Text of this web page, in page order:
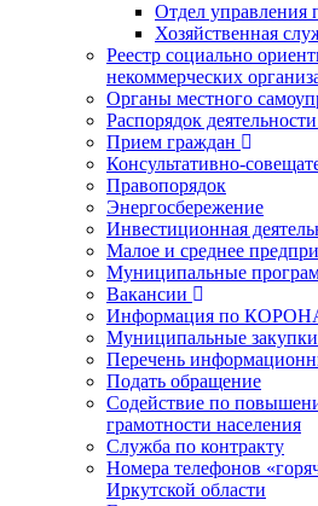
Отдел управления
Хозяйственная
Реестр социально
некоммерческих
Органы местного
Распорядок
Прием граждан
Консультативно-
Правопорядок
Энергосбережение
Инвестиционная
Малое и среднее
Муниципальные
Вакансии
Информация по
Муниципальные закупки
Перечень
Подать обращение
Содействие по
грамотности населения
Служба по контракту
Номера телефонов
Иркутской области